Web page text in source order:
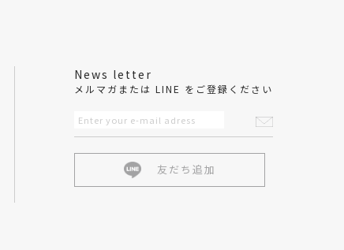
News letter
メルマガまたは LINE をご登録ください
友だち追加